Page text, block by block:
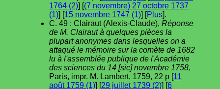
1764 (2)] [(7 novembre) 27 octobre 1737
(1)] [15 novembre 1747 (1)] [Plus].
C. 49 : Clairaut (Alexis-Claude), Réponse
de M. Clairaut à quelques pièces la
plupart anonymes dans lesquelles on a
attaqué le mémoire sur la comète de 1682
lu à l'assemblée publique de l'Académie
des sciences du 14 [sic] novembre 1758,
Paris, impr. M. Lambert, 1759, 22 p [11
août 1759 (1)] [29 juillet 1739 (2)] [6